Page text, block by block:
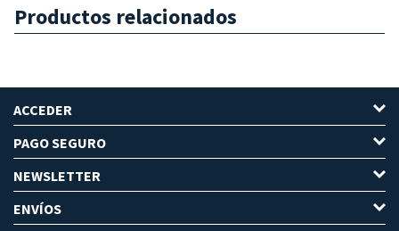
Productos relacionados
ACCEDER
PAGO SEGURO
NEWSLETTER
ENVÍOS